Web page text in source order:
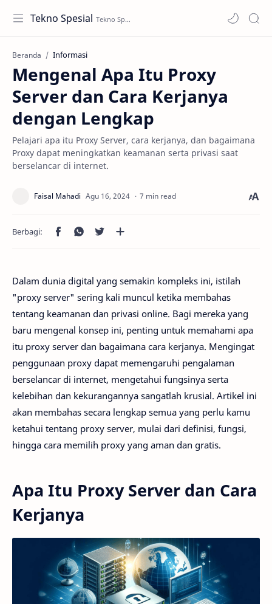
Tekno Spesial
Beranda Informasi
Mengenal Apa Itu Proxy
Server dan Cara Kerjanya
dengan Lengkap
Pelajari apa itu Proxy Server, cara kerjanya, dan bagaimana
Proxy dapat meningkatkan keamanan serta privasi saat
berselancar di internet.
7 min read
Dalam dunia digital yang semakin kompleks ini, istilah
"proxy server" sering kali muncul ketika membahas
tentang keamanan dan privasi online. Bagi mereka yang
baru mengenal konsep ini, penting untuk memahami apa
itu proxy server dan bagaimana cara kerjanya. Mengingat
penggunaan proxy dapat memengaruhi pengalaman
berselancar di internet, mengetahui fungsinya serta
kelebihan dan kekurangannya sangatlah krusial. Artikel ini
akan membahas secara lengkap semua yang perlu kamu
ketahui tentang proxy server, mulai dari definisi, fungsi,
hingga cara memilih proxy yang aman dan gratis.
Apa Itu Proxy Server dan Cara
Kerjanya